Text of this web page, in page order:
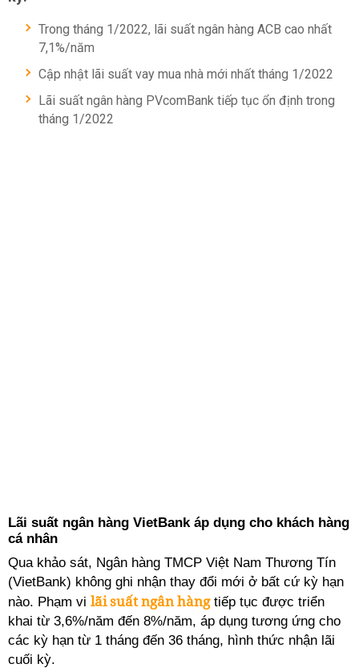
Trong tháng 1/2022, lãi suất ngân hàng ACB cao nhất
7,1%/năm
Cập nhật lãi suất vay mua nhà mới nhất tháng 1/2022
Lãi suất ngân hàng PVcomBank tiếp tục ổn định trong
tháng 1/2022
Lãi suất ngân hàng VietBank áp dụng cho khách hàng
cá nhân
Qua khảo sát, Ngân hàng TMCP Việt Nam Thương Tín
(VietBank) không ghi nhận thay đổi mới ở bất cứ kỳ hạn
nào. Phạm vi lãi suất ngân hàngtiếp tục được triển
khai từ 3,6%/năm đến 8%/năm, áp dụng tương ứng cho
các kỳ hạn từ 1 tháng đến 36 tháng, hình thức nhận lãi
cuối kỳ.